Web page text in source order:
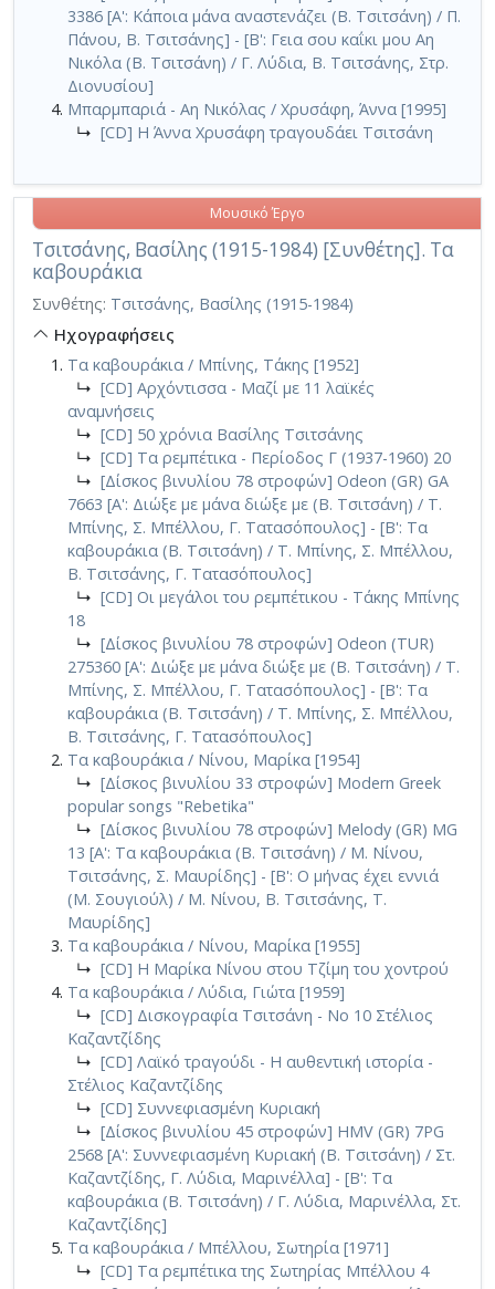
3386 [Α': Κάποια μάνα αναστενάζει (Β. Τσιτσάνη) / Π.
Πάνου, Β. Τσιτσάνης] - [Β': Γεια σου καΐκι μου Αη
Νικόλα (Β. Τσιτσάνη) / Γ. Λύδια, Β. Τσιτσάνης, Στρ.
Διονυσίου]
Μπαρμπαριά - Αη Νικόλας / Χρυσάφη, Άννα [1995]
↳ [CD] Η Άννα Χρυσάφη τραγουδάει Τσιτσάνη
Τσιτσάνης, Βασίλης (1915-1984) [Συνθέτης]. Τα
καβουράκια
Μουσικό Έργο
Συνθέτης: Τσιτσάνης, Βασίλης (1915-1984)
Ηχογραφήσεις
Τα καβουράκια / Μπίνης, Τάκης [1952]
↳ [CD] Αρχόντισσα - Μαζί με 11 λαϊκές
αναμνήσεις
↳ [CD] 50 χρόνια Βασίλης Τσιτσάνης
↳ [CD] Τα ρεμπέτικα - Περίοδος Γ (1937-1960) 20
↳ [Δίσκος βινυλίου 78 στροφών] Odeon (GR) GA
7663 [A': Διώξε με μάνα διώξε με (Β. Τσιτσάνη) / Τ.
Μπίνης, Σ. Μπέλλου, Γ. Τατασόπουλος] - [Β': Τα
καβουράκια (Β. Τσιτσάνη) / Τ. Μπίνης, Σ. Μπέλλου,
Β. Τσιτσάνης, Γ. Τατασόπουλος]
↳ [CD] Οι μεγάλοι του ρεμπέτικου - Τάκης Μπίνης
18
↳ [Δίσκος βινυλίου 78 στροφών] Odeon (TUR)
275360 [A': Διώξε με μάνα διώξε με (Β. Τσιτσάνη) / Τ.
Μπίνης, Σ. Μπέλλου, Γ. Τατασόπουλος] - [Β': Τα
καβουράκια (Β. Τσιτσάνη) / Τ. Μπίνης, Σ. Μπέλλου,
Β. Τσιτσάνης, Γ. Τατασόπουλος]
Τα καβουράκια / Νίνου, Μαρίκα [1954]
↳ [Δίσκος βινυλίου 33 στροφών] Modern Greek
popular songs "Rebetika"
↳ [Δίσκος βινυλίου 78 στροφών] Melody (GR) MG
13 [Α': Τα καβουράκια (Β. Τσιτσάνη) / Μ. Νίνου,
Τσιτσάνης, Σ. Μαυρίδης] - [Β': Ο μήνας έχει εννιά
(Μ. Σουγιούλ) / Μ. Νίνου, Β. Τσιτσάνης, Τ.
Μαυρίδης]
Τα καβουράκια / Νίνου, Μαρίκα [1955]
↳ [CD] Η Μαρίκα Νίνου στου Τζίμη του χοντρού
Τα καβουράκια / Λύδια, Γιώτα [1959]
↳ [CD] Δισκογραφία Τσιτσάνη - Νο 10 Στέλιος
Καζαντζίδης
↳ [CD] Λαϊκό τραγούδι - Η αυθεντική ιστορία -
Στέλιος Καζαντζίδης
↳ [CD] Συννεφιασμένη Κυριακή
↳ [Δίσκος βινυλίου 45 στροφών] HMV (GR) 7PG
2568 [A': Συννεφιασμένη Κυριακή (Β. Τσιτσάνη) / Στ.
Καζαντζίδης, Γ. Λύδια, Μαρινέλλα] - [Β': Τα
καβουράκια (Β. Τσιτσάνη) / Γ. Λύδια, Μαρινέλλα, Στ.
Καζαντζίδης]
Τα καβουράκια / Μπέλλου, Σωτηρία [1971]
↳ [CD] Τα ρεμπέτικα της Σωτηρίας Μπέλλου 4